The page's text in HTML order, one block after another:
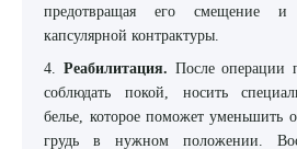
предотвращая его смещение
капсулярной контрактуры.
4.Реабилитация. После операции
соблюдать покой, носить
белье, которое поможет уменьшить
грудь в нужном положении.